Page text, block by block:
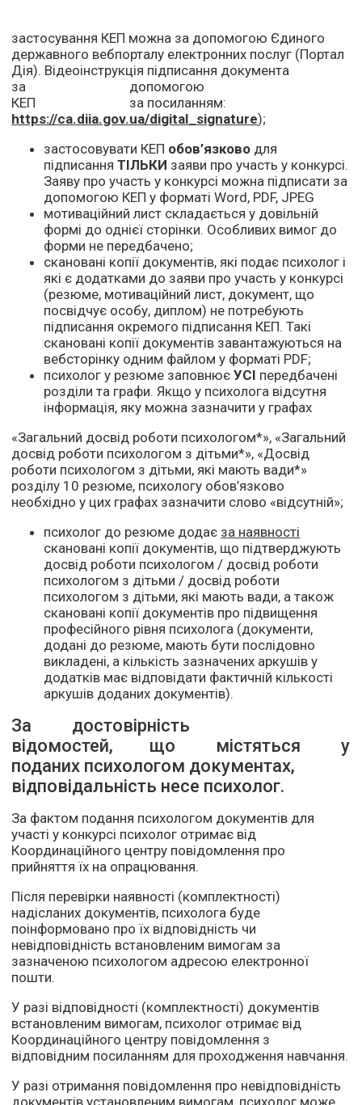
застосування КЕП можна за допомогою Єдиного
державного вебпорталу електронних послуг (Портал
Дія). Відеоінструкція підписання документа
за допомогою
КЕП за посиланням:
https://ca.diia.gov.ua/digital_signature);
застосовувати КЕП обов’язково для
підписанняТІЛЬКИ заяви про участь у конкурсі.
Заяву про участь у конкурсі можна підписати за
допомогою КЕП у форматі Word, PDF, JPEG
мотиваційний лист складається у довільній
формі до однієї сторінки. Особливих вимог до
форми не передбачено;
скановані копії документів, які подає психолог і
які є додатками до заяви про участь у конкурсі
(резюме, мотиваційний лист, документ, що
посвідчує особу, диплом) не потребують
підписання окремого підписання КЕП. Такі
скановані копії документів завантажуються на
вебсторінку одним файлом у форматі PDF;
психолог у резюме заповнюєУСІ передбачені
розділи та графи. Якщо у психолога відсутня
інформація, яку можна зазначити у графах
«Загальний досвід роботи психологом*», «Загальний
досвід роботи психологом з дітьми*», «Досвід
роботи психологом з дітьми, які мають вади*»
розділу 10 резюме, психологу обов’язково
необхідно у цих графах зазначити слово «відсутній»;
психолог до резюме додає за наявності
скановані копії документів, що підтверджують
досвід роботи психологом / досвід роботи
психологом з дітьми / досвід роботи
психологом з дітьми, які мають вади, а також
скановані копії документів про підвищення
професійного рівня психолога (документи,
додані до резюме, мають бути послідовно
викладені, а кількість зазначених аркушів у
додатків має відповідати фактичній кількості
аркушів доданих документів).
За достовірність
відомостей, що містяться у
поданих психологом документах,
відповідальність несе психолог.
За фактом подання психологом документів для
участі у конкурсі психолог отримає від
Координаційного центру повідомлення про
прийняття їх на опрацювання.
Після перевірки наявності (комплектності)
надісланих документів, психолога буде
поінформовано про їх відповідність чи
невідповідність встановленим вимогам за
зазначеною психологом адресою електронної
пошти.
У разі відповідності (комплектності) документів
встановленим вимогам, психолог отримає від
Координаційного центру повідомлення з
відповідним посиланням для проходження навчання.
У разі отримання повідомлення про невідповідність